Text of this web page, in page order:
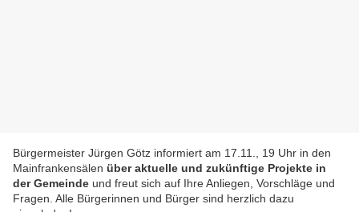
Bürgermeister Jürgen Götz informiert am 17.11., 19 Uhr in den
Mainfrankensälen über aktuelle und zukünftige Projekte in
der Gemeinde und freut sich auf Ihre Anliegen, Vorschläge und
Fragen. Alle Bürgerinnen und Bürger sind herzlich dazu